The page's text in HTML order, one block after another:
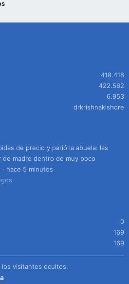
418.418
422.562
6.953
drkrishnakishore
de precio y parió la abuela: las
de madre dentro de muy poco
hace 5 minutos
0
169
169
visitantes ocultos.